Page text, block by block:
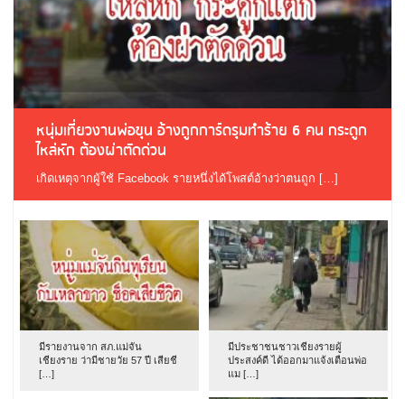
หนุ่มเที่ยวงานพ่อขุน อ้างถูกการ์ดรุมทำร้าย 6 คน กระดูก
ไหล่หัก ต้องผ่าตัดด่วน
เกิดเหตุจากผู้ใช้ Facebook รายหนึ่งได้โพสต์อ้างว่าตนถูก […]
มีรายงานจาก สภ.แม่จัน
เชียงราย ว่ามีชายวัย 57 ปี เสียชี
[…]
มีประชาชนชาวเชียงรายผู้
ประสงค์ดี ได้ออกมาแจ้งเตือนพ่อ
แม […]